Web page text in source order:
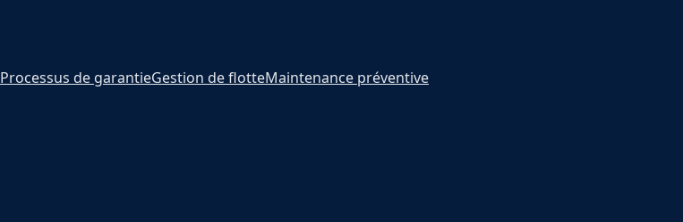
Processus de garantieGestion de flotteMaintenance préventive